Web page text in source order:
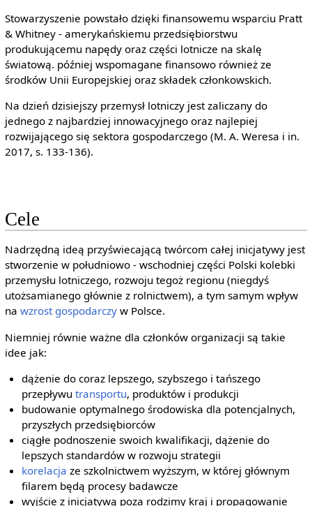
Stowarzyszenie powstało dzięki finansowemu wsparciu Pratt
& Whitney - amerykańskiemu przedsiębiorstwu
produkującemu napędy oraz części lotnicze na skalę
światową. później wspomagane finansowo również ze
środków Unii Europejskiej oraz składek członkowskich.
Na dzień dzisiejszy przemysł lotniczy jest zaliczany do
jednego z najbardziej innowacyjnego oraz najlepiej
rozwijającego się sektora gospodarczego (M. A. Weresa i in.
2017, s. 133-136).
Cele
Nadrzędną ideą przyświecającą twórcom całej inicjatywy jest
stworzenie w południowo - wschodniej części Polski kolebki
przemysłu lotniczego, rozwoju tegoż regionu (niegdyś
utożsamianego głównie z rolnictwem), a tym samym wpływ
na wzrost gospodarczyw Polsce.
Niemniej równie ważne dla członków organizacji są takie
idee jak:
dążenie do coraz lepszego, szybszego i tańszego
przepływutransportu, produktów i produkcji
budowanie optymalnego środowiska dla potencjalnych,
przyszłych przedsiębiorców
ciągłe podnoszenie swoich kwalifikacji, dążenie do
lepszych standardów w rozwoju strategii
korelacja ze szkolnictwem wyższym, w której głównym
filarem będą procesy badawcze
wyjście z inicjatywą poza rodzimy kraj i propagowanie